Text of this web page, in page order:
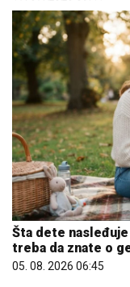
Šta dete
treba da znate o
05. 08. 2026 06:45